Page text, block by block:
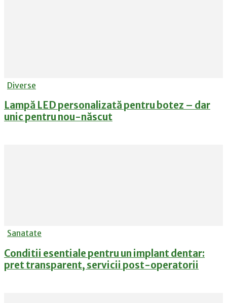
Diverse
Lampă LED personalizată pentru botez – dar
unic pentru nou-născut
Sanatate
Conditii esentiale pentru un implant dentar:
pret transparent, servicii post-operatorii